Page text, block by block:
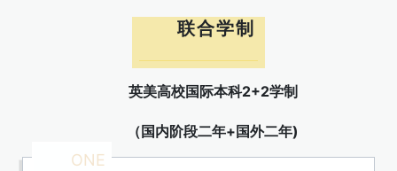
联合学制
英美高校国际本科2+2学制
（国内阶段二年+国外二年)
ONE